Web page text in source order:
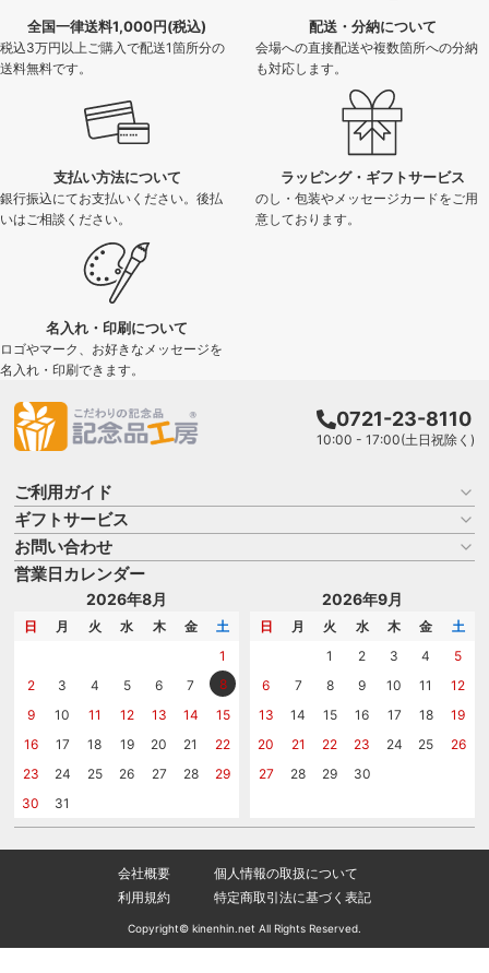
全国一律送料1,000円(税込)
税込3万円以上ご購入で配送1箇所分の
送料無料です。
配送・分納について
会場への直接配送や複数箇所への分納
も対応します。
支払い方法について
銀行振込にてお支払いください。後払
いはご相談ください。
ラッピング・ギフトサービス
のし・包装やメッセージカードをご用
意しております。
名入れ・印刷について
ロゴやマーク、お好きなメッセージを
名入れ・印刷できます。
0721-23-8110
10:00 - 17:00(土日祝除く)
ご利用ガイド
お買い物ガイド
よくある質問
はじめての記念品選び
記念品工房の使い方
ギフトサービス
名入れについて
のし
メッセージカード
お問い合わせ
商品選びを相談する
名入れについて相談する
カタログを請求する
営業日カレンダー
2026年8月
日 月 火 水 木 金
土
1
2
3 4 5 6 7
8
9
10 11 12 13 14
15
16
17 18 19 20 21
22
23
24 25 26 27 28
29
30
31
2026年9月
日 月 火 水 木 金
土
1
2 3 4
5
6
7 8 9 10 11
12
13
14 15 16 17 18
19
20
21 22 23 24 25
26
27
28 29 30
会社概要
個人情報の取扱について
利用規約
特定商取引法に基づく表記
Copyright© kinenhin.net All Rights Reserved.